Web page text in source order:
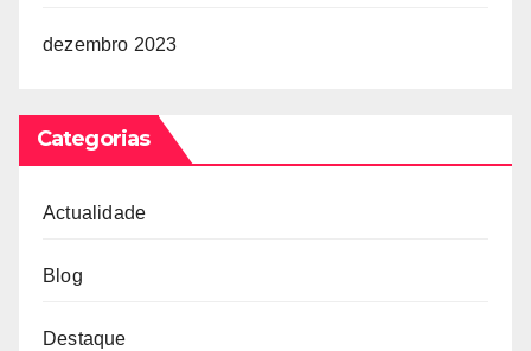
dezembro 2023
Categorias
Actualidade
Blog
Destaque